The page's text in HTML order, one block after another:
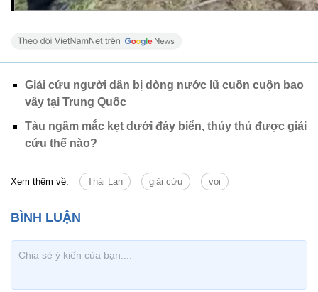
Giải cứu người dân bị dòng nước lũ cuồn cuộn bao
vây tại Trung Quốc
Tàu ngầm mắc kẹt dưới đáy biển, thủy thủ được giải
cứu thế nào?
Xem thêm về: Thái Lan giải cứu voi